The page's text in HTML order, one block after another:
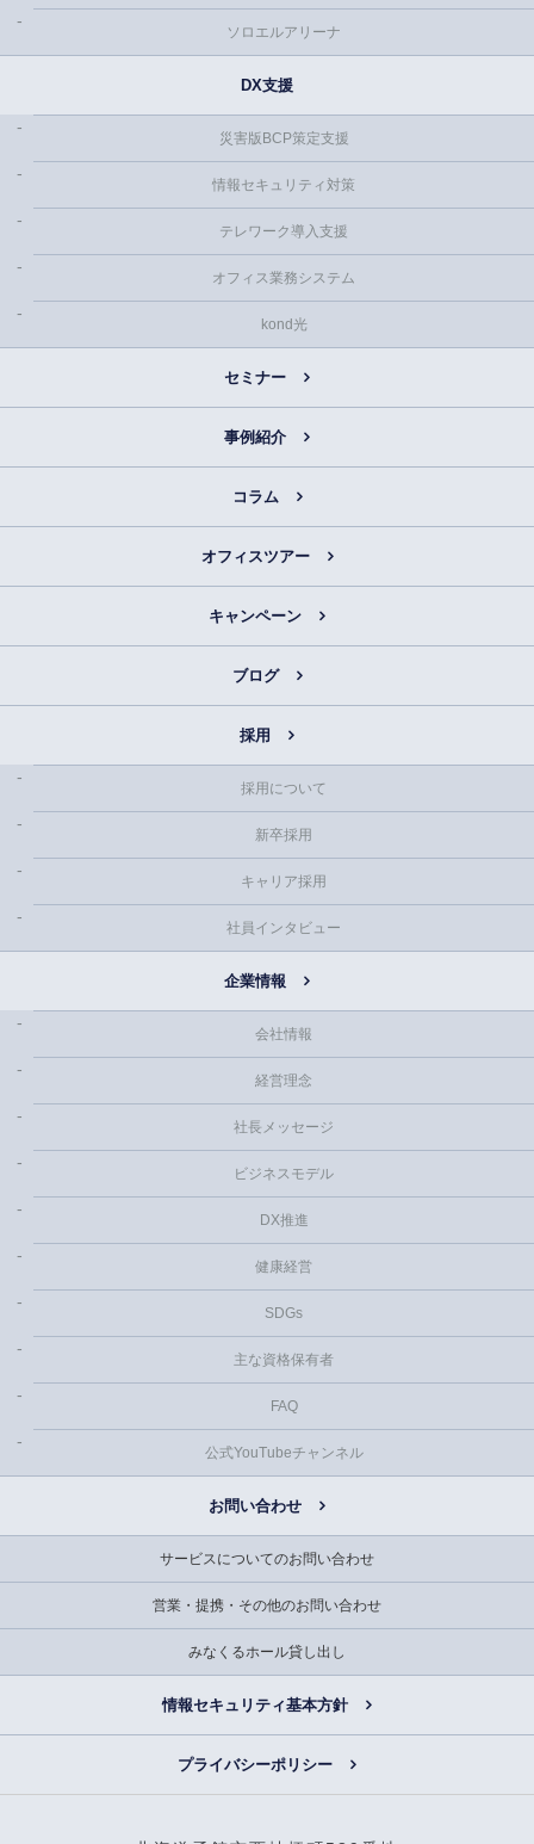
ソロエルアリーナ
DX支援
災害版BCP策定支援
情報セキュリティ対策
テレワーク導入支援
オフィス業務システム
kond光
セミナー
事例紹介
コラム
オフィスツアー
キャンペーン
ブログ
採用
採用について
新卒採用
キャリア採用
社員インタビュー
企業情報
会社情報
経営理念
社長メッセージ
ビジネスモデル
DX推進
健康経営
SDGs
主な資格保有者
FAQ
公式YouTubeチャンネル
お問い合わせ
サービスについてのお問い合わせ
営業・提携・その他のお問い合わせ
みなくるホール貸し出し
情報セキュリティ基本方針
プライバシーポリシー